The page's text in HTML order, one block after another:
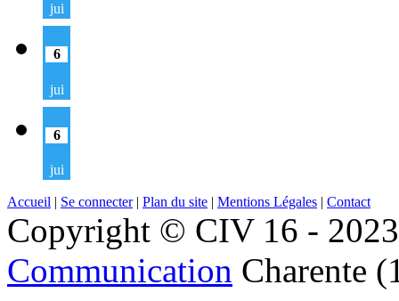
jui
6
jui
6
jui
Accueil | Se connecter| Plan du site | Mentions Légales | Contact
Copyright © CIV 16 -
Communication Charente